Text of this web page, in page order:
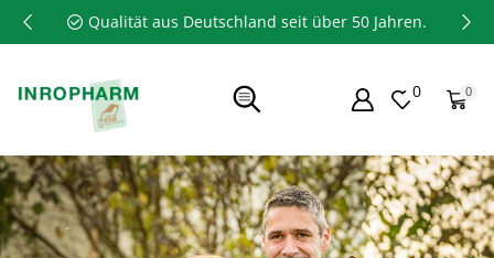
Qualität aus Deutschland seit über 50 Jahren.
0 0